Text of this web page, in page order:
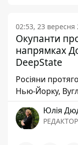
02:53, 23 вересня
Окупанти
напрямках
DeepState
Росіяни
Нью-Йорку,
Юлія
РЕДАКТОР